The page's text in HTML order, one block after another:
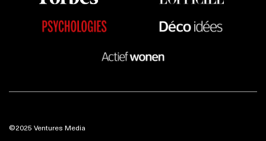
©2025 Ventures Media